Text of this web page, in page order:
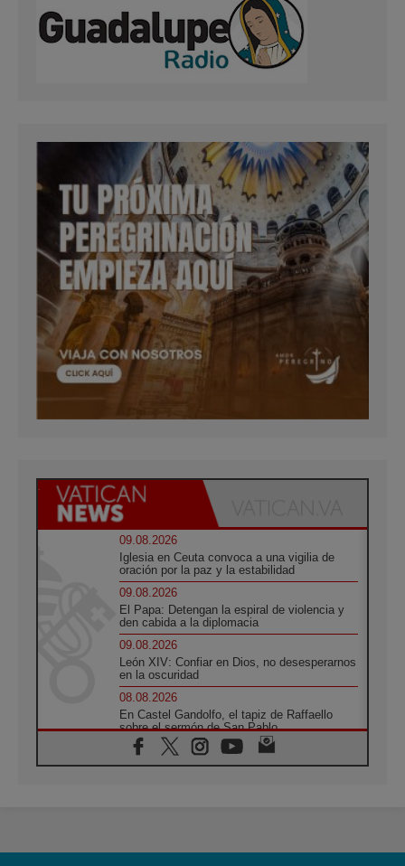
09.08.2026
Iglesia en Ceuta convoca a una vigilia de
oración por la paz y la estabilidad
09.08.2026
El Papa: Detengan la espiral de violencia y
den cabida a la diplomacia
09.08.2026
León XIV: Confiar en Dios, no desesperarnos
en la oscuridad
08.08.2026
En Castel Gandolfo, el tapiz de Raffaello
sobre el sermón de San Pablo
08.08.2026
En Colombia, «la paz no se compra con una
08.08.2026